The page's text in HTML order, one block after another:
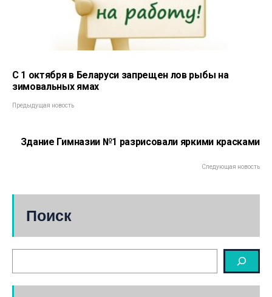
С 1 октября в Беларуси запрещен лов рыбы на
зимовальных ямах
Предыдущая новость
Здание Гимназии №1 разрисовали яркими красками
Следующая новость
Поиск